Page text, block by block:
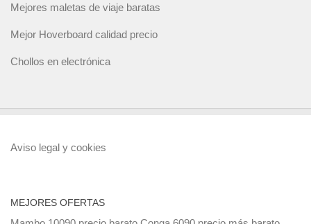
Mejores maletas de viaje baratas
Mejor Hoverboard calidad precio
Chollos en electrónica
Aviso legal y cookies
MEJORES OFERTAS